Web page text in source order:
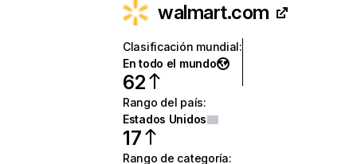
walmart.com
Clasificación mundial:
En todo el mundo
62
Rango del país:
Estados Unidos
17
Rango de categoría: